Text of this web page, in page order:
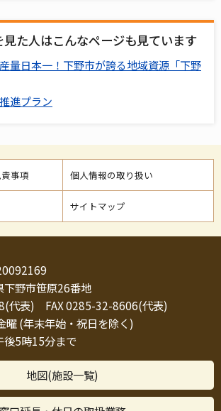
見た人はこんなページも見ています
量日本一！下野市が誇る地域資源「下野
進プラン
事項 個人情報の取り扱い
サイトマップ
野市笹原26番地
代表) FAX 0285-32-8606(代表)
曜 (年末年始・祝日を除く)
後5時15分まで
地図(施設一覧)